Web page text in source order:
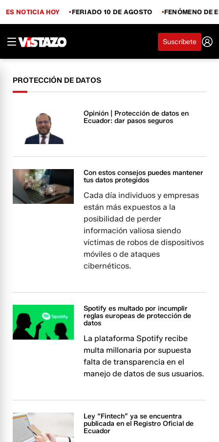
ES NOTICIA HOY FERIADO 10 DE AGOSTO FENÓMENO DE
Suscríbete
PROTECCIÓN DE DATOS
Opinión | Protección de datos en
Ecuador: dar pasos seguros
Con estos consejos puedes mantener
tus datos protegidos
Cada día individuos y empresas
están más expuestos a la
posibilidad de perder
información valiosa siendo
víctimas de robos de dispositivos
móviles o de ataques
cibernéticos.
Spotify es multado por incumplir
reglas europeas de protección de
datos
La plataforma Spotify recibe
multa millonaria por supuesta
falta de transparencia en el
manejo de datos de sus usuarios.
Ley “Fintech” ya se encuentra
publicada en el Registro Oficial de
Ecuador